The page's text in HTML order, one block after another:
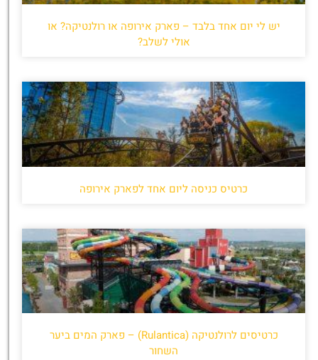
יש לי יום אחד בלבד – פארק אירופה או רולנטיקה? או
אולי לשלב?
כרטיס כניסה ליום אחד לפארק אירופה
כרטיסים לרולנטיקה (Rulantica) – פארק המים ביער
השחור